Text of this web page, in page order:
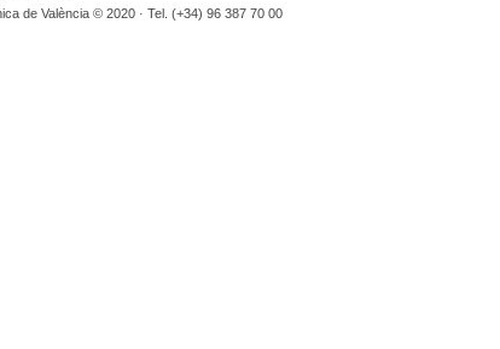
de València © 2020 · Tel. (+34) 96 387 70 00